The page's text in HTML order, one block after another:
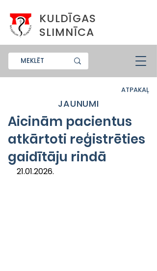
KULDĪGAS
SLIMNĪCA
ATPAKAĻ
JAUNUMI
Aicinām pacientus
atkārtoti reģistrēties
gaidītāju rindā
21.01.2026.